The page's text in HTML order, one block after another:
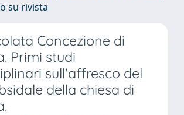
su rivista
Concezione di
Primi studi
sull'affresco del
della chiesa di